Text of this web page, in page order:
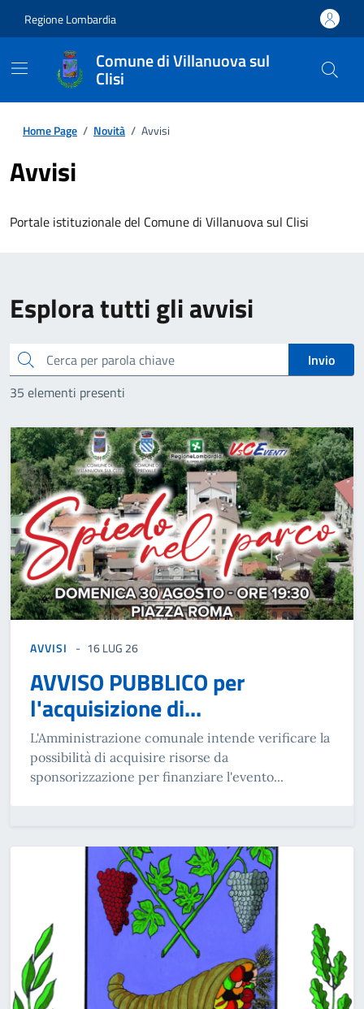
Regione Lombardia
Comune di Villanuova sul
Clisi
Home Page / Novità / Avvisi
Avvisi
Portale istituzionale del Comune di Villanuova sul Clisi
Esplora tutti gli avvisi
cerca
Invio
35 elementi presenti
AVVISI 16 LUG 26
AVVISO PUBBLICO per
l'acquisizione di...
L'Amministrazione comunale intende verificare la
possibilità di acquisire risorse da
sponsorizzazione per finanziare l'evento...